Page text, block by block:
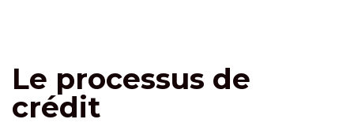
Le processus de
crédit